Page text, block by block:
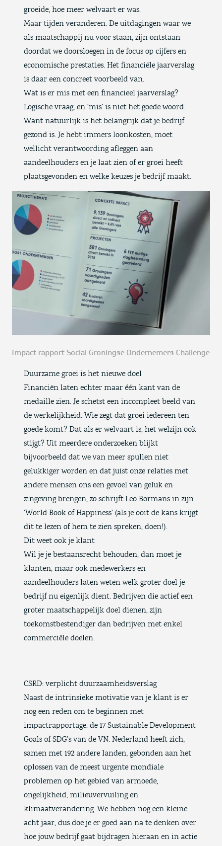
groeide, hoe meer welvaart er was.
Maar tijden veranderen. De uitdagingen waar we
als maatschappij nu voor staan, zijn ontstaan
doordat we doorsloegen in de focus op cijfers en
economische prestaties. Het financiële jaarverslag
is daar een concreet voorbeeld van.
Wat is er mis met een financieel jaarverslag?
Logische vraag, en ‘mis’ is niet het goede woord.
Want natuurlijk is het belangrijk dat je bedrijf
gezond is. Je hebt immers loonkosten, moet
wellicht verantwoording afleggen aan
aandeelhouders en je laat zien of er groei heeft
plaatsgevonden en welke keuzes je bedrijf maakt.
Impact rapport Social Groningse Ondernemers Challenge
Duurzame groei is het nieuwe doel
Financiën laten echter maar één kant van de
medaille zien. Je schetst een incompleet beeld van
de werkelijkheid. Wie zegt dat groei iedereen ten
goede komt? Dat als er welvaart is, het welzijn ook
stijgt? Uit meerdere onderzoeken blijkt
bijvoorbeeld dat we van meer spullen niet
gelukkiger worden en dat juist onze relaties met
andere mensen ons een gevoel van geluk en
zingeving brengen, zo schrijft Leo Bormans in zijn
‘World Book of Happiness’ (als je ooit de kans krijgt
dit te lezen of hem te zien spreken, doen!).
Dit weet ook je klant
Wil je je bestaansrecht behouden, dan moet je
klanten, maar ook medewerkers en
aandeelhouders laten weten welk groter doel je
bedrijf nu eigenlijk dient. Bedrijven die actiefeen
groter maatschappelijk doel dienen, zijn
toekomstbestendiger dan bedrijven met enkel
commerciële doelen.
CSRD: verplicht duurzaamheidsverslag
Naast de intrinsieke motivatie van je klant is er
nog een reden om te beginnen met
impactrapportage: de 17 Sustainable Development
Goals of SDG’s van de VN. Nederland heeft zich,
samen met 192 andere landen, gebonden aan het
oplossen van de meest urgente mondiale
problemen op het gebied van armoede,
ongelijkheid, milieuvervuiling en
klimaatverandering. We hebben nog een kleine
acht jaar, dus doe je er goed aan na te denken over
hoe jouw bedrijf gaat bijdragen hieraan en in actie